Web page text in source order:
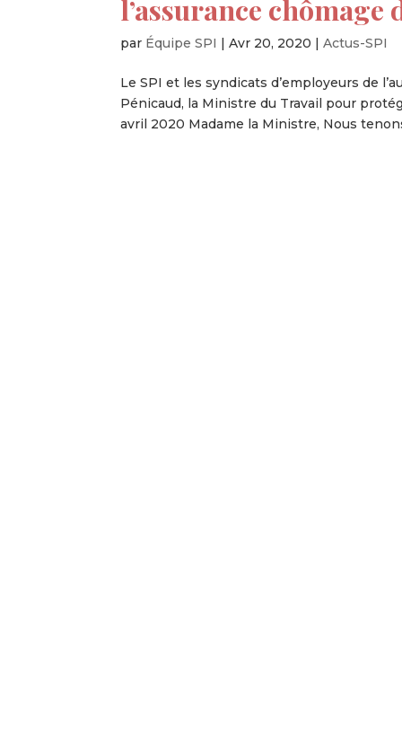
l’assurance
par Équipe SPI |Avr 20, 2020 |Actus-SPI
Le SPI et les syndicats d’employeurs de
Pénicaud, la Ministre du Travail pour
avril 2020 Madame la Ministre, Nous